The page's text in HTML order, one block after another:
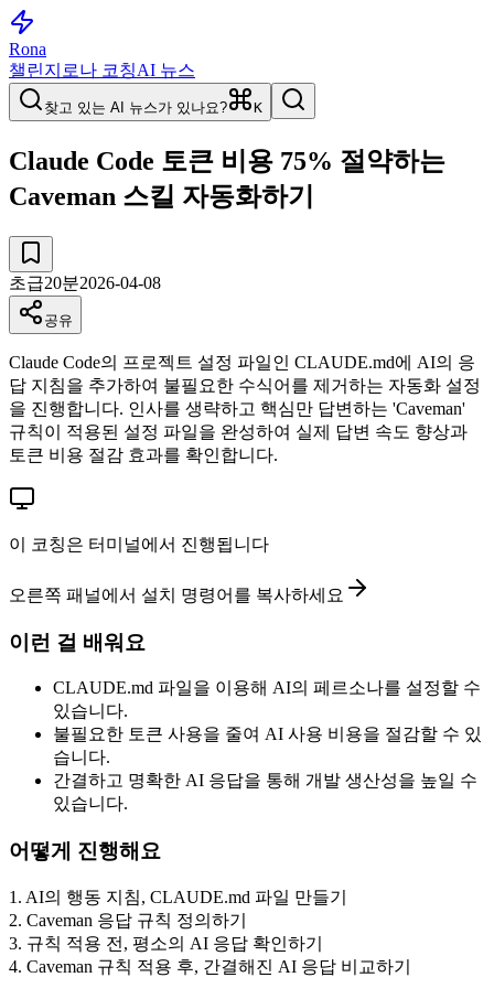
Rona
챌린지 로나 코칭AI 뉴스
찾고 있는 AI 뉴스가 있나요? K
Claude Code 토큰 비용 75% 절약하는
Caveman 스킬 자동화하기
초급20분2026-04-08
공유
Claude Code의 프로젝트 설정 파일인 CLAUDE.md에 AI의 응
답 지침을 추가하여 불필요한 수식어를 제거하는 자동화 설정
을 진행합니다. 인사를 생략하고 핵심만 답변하는 'Caveman'
규칙이 적용된 설정 파일을 완성하여 실제 답변 속도 향상과
토큰 비용 절감 효과를 확인합니다.
이 코칭은 터미널에서 진행됩니다
오른쪽 패널에서 설치 명령어를 복사하세요
이런 걸 배워요
CLAUDE.md 파일을 이용해 AI의 페르소나를 설정할 수
있습니다.
불필요한 토큰 사용을 줄여 AI 사용 비용을 절감할 수 있
습니다.
간결하고 명확한 AI 응답을 통해 개발 생산성을 높일 수
있습니다.
어떻게 진행해요
1 . AI의 행동 지침, CLAUDE.md 파일 만들기
2. Caveman 응답 규칙 정의하기
3. 규칙 적용 전, 평소의 AI 응답 확인하기
4. Caveman 규칙 적용 후, 간결해진 AI 응답 비교하기